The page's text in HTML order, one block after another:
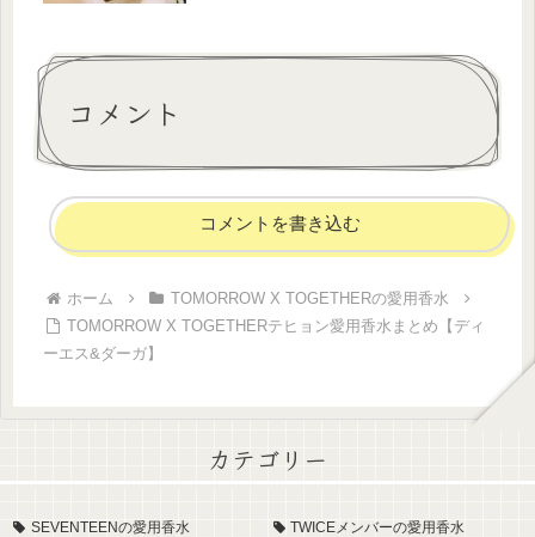
コメント
コメントを書き込む
ホーム
TOMORROW X TOGETHERの愛用香水
TOMORROW X TOGETHERテヒョン愛用香水まとめ【ディ
ーエス&ダーガ】
カテゴリー
SEVENTEENの愛用香水 TWICEメンバーの愛用香水